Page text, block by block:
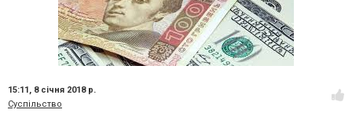
15:11, 8 січня 2018 р.
Суспільство